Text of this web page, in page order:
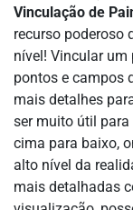
Vinculação de
recurso poderoso
nível! Vincular um
pontos e campos
mais detalhes
ser muito útil para
cima para baixo,
alto nível da
mais detalhadas